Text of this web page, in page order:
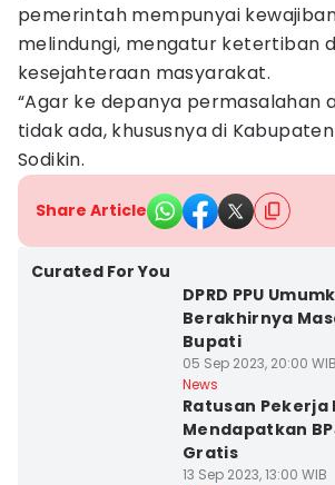
pemerintah mempunyai
melindungi, mengatur ketertiban
kesejahteraan masyarakat.
“Agar ke depanya permasalahan
tidak ada, khususnya di Kabupaten
Sodikin.
Share Article
Curated For You
DPRD PPU
Berakhirnya
Bupati
05 Sep 2023, 20:00 WIB
News
Ratusan Pekerja
Mendapatkan
Gratis
13 Sep 2023, 13:00 WIB